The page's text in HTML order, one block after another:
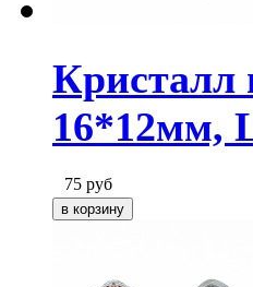
Кристалл
16*12мм,
75 руб